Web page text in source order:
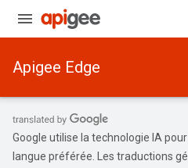
Apigee Edge
Google utilise la technologie IA
langue préférée. Les traductions